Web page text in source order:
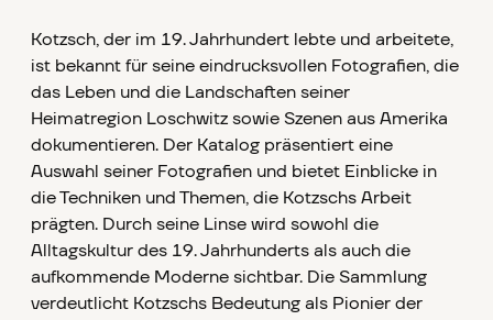
Kotzsch, der im 19. Jahrhundert lebte und arbeitete,
ist bekannt für seine eindrucksvollen Fotografien, die
das Leben und die Landschaften seiner
Heimatregion Loschwitz sowie Szenen aus Amerika
dokumentieren. Der Katalog präsentiert eine
Auswahl seiner Fotografien und bietet Einblicke in
die Techniken und Themen, die Kotzschs Arbeit
prägten. Durch seine Linse wird sowohl die
Alltagskultur des 19. Jahrhunderts als auch die
aufkommende Moderne sichtbar. Die Sammlung
verdeutlicht Kotzschs Bedeutung als Pionier der